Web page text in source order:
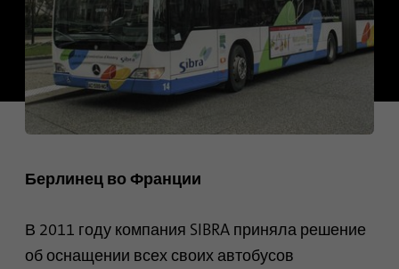
Берлинец во Франции
В 2011 году компания SIBRA приняла решение
об оснащении всех своих автобусов
Поставщик TYPO3
Продолжительность 1 месяц
Цель
настройки опции
Поставщик TYPO3
Цель
сессии и кампании, а также
для отслеживания
использования сайта для
составления аналитического
отчета по сайту. Файлы
cookie хранят информацию
посетителей.